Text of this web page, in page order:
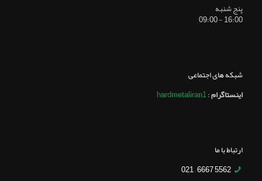
پنج شنبه
16:00 - 09:00
شبکه های اجتماعی
اینستاگرام:
hardmetaliran1
ارتباط با ما
5562 6667 – 021